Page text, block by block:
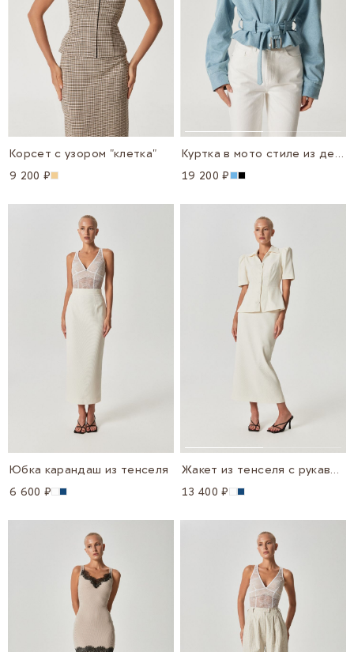
Корсет с узором "клетка"
9 200 ₽
Куртка в мото стиле из денима
19 200 ₽
Юбка карандаш из тенселя
6 600 ₽
Жакет из тенселя с рукавами фонариками
13 400 ₽